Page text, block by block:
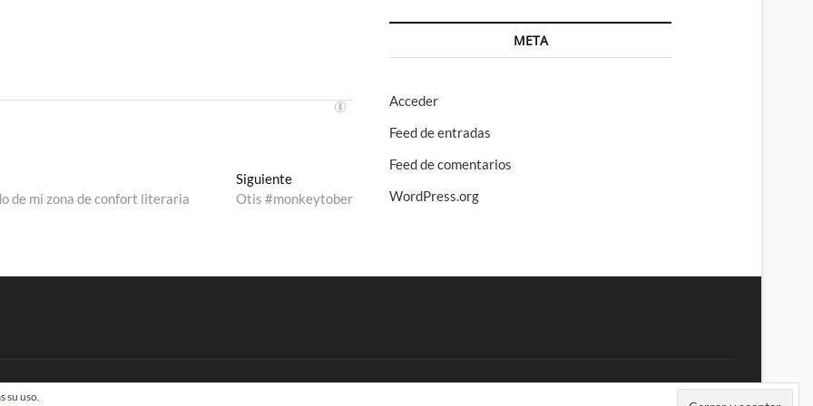
de mi zona de confort literaria
SiguienteEntrada
siguiente:
Otis #monkeytober
META
Acceder
Feed de entradas
Feed de comentarios
WordPress.org
los derechos reservados
su uso.